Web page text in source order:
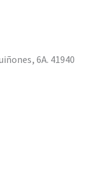
6A. 41940